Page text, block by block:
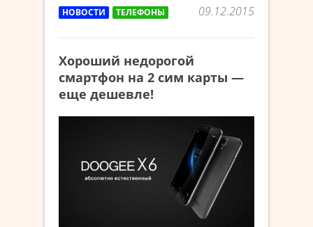
НОВОСТИ ТЕЛЕФОНЫ 09.12.2015
Хороший недорогой
смартфон на 2 сим карты —
еще дешевле!